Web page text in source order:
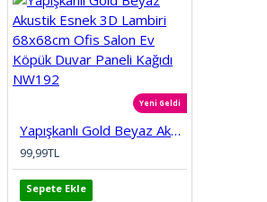
Yeni Geldi
Yapışkanlı Gold Beyaz Akustik Esnek 3D Lambiri 68x68cm Ofis Salon Ev Köpük Duvar Paneli Kağıdı NW192
99,99TL
Sepete Ekle